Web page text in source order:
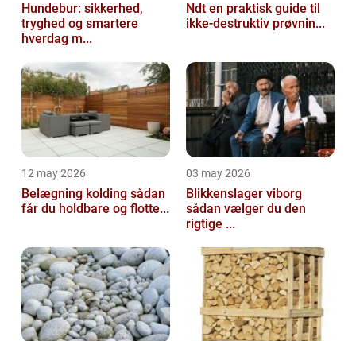
Hundebur: sikkerhed,
tryghed og smartere
hverdag m...
Ndt en praktisk guide til
ikke-destruktiv prøvnin...
12 may 2026
Belægning kolding sådan
får du holdbare og flotte...
03 may 2026
Blikkenslager viborg
sådan vælger du den
rigtige ...